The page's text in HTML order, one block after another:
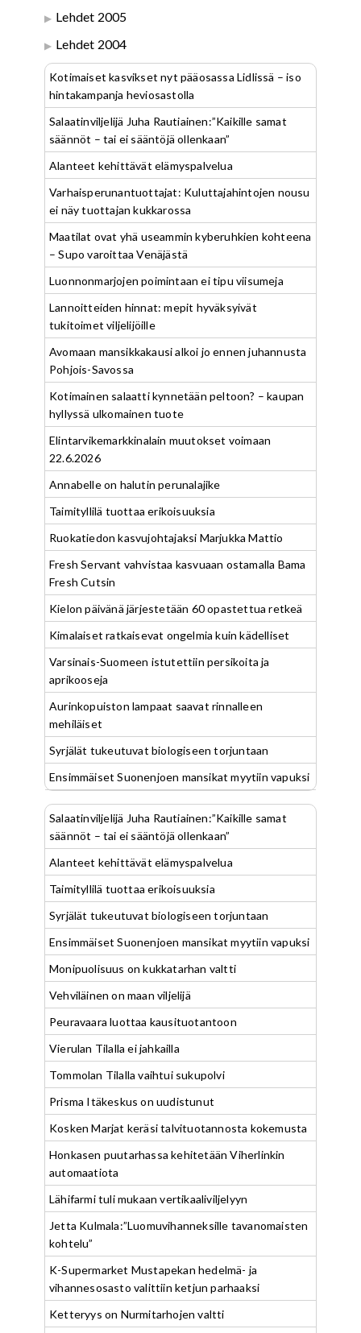
Lehdet 2005
Lehdet 2004
Kotimaiset kasvikset nyt pääosassa Lidlissä – iso
hintakampanja heviosastolla
Salaatinviljelijä Juha Rautiainen:”Kaikille samat
säännöt – tai ei sääntöjä ollenkaan”
Alanteet kehittävät elämyspalvelua
Varhaisperunantuottajat: Kuluttajahintojen nousu
ei näy tuottajan kukkarossa
Maatilat ovat yhä useammin kyberuhkien kohteena
– Supo varoittaa Venäjästä
Luonnonmarjojen poimintaan ei tipu viisumeja
Lannoitteiden hinnat: mepit hyväksyivät
tukitoimet viljelijöille
Avomaan mansikkakausi alkoi jo ennen juhannusta
Pohjois-Savossa
Kotimainen salaatti kynnetään peltoon? – kaupan
hyllyssä ulkomainen tuote
Elintarvikemarkkinalain muutokset voimaan
22.6.2026
Annabelle on halutin perunalajike
Taimityllilä tuottaa erikoisuuksia
Ruokatiedon kasvujohtajaksi Marjukka Mattio
Fresh Servant vahvistaa kasvuaan ostamalla Bama
Fresh Cutsin
Kielon päivänä järjestetään 60 opastettua retkeä
Kimalaiset ratkaisevat ongelmia kuin kädelliset
Varsinais-Suomeen istutettiin persikoita ja
aprikooseja
Aurinkopuiston lampaat saavat rinnalleen
mehiläiset
Syrjälät tukeutuvat biologiseen torjuntaan
Ensimmäiset Suonenjoen mansikat myytiin vapuksi
Salaatinviljelijä Juha Rautiainen:”Kaikille samat
säännöt – tai ei sääntöjä ollenkaan”
Alanteet kehittävät elämyspalvelua
Taimityllilä tuottaa erikoisuuksia
Syrjälät tukeutuvat biologiseen torjuntaan
Ensimmäiset Suonenjoen mansikat myytiin vapuksi
Monipuolisuus on kukkatarhan valtti
Vehviläinen on maan viljelijä
Peuravaara luottaa kausituotantoon
Vierulan Tilalla ei jahkailla
Tommolan Tilalla vaihtui sukupolvi
Prisma Itäkeskus on uudistunut
Kosken Marjat keräsi talvituotannosta kokemusta
Honkasen puutarhassa kehitetään Viherlinkin
automaatiota
Lähifarmi tuli mukaan vertikaaliviljelyyn
Jetta Kulmala:”Luomuvihanneksille tavanomaisten
kohtelu”
K-Supermarket Mustapekan hedelmä- ja
vihannesosasto valittiin ketjun parhaaksi
Ketteryys on Nurmitarhojen valtti